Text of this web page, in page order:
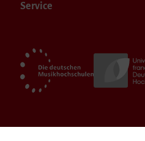
Service